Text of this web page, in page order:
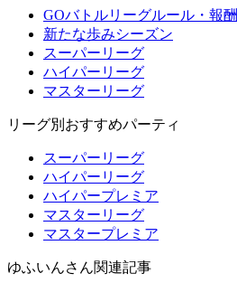
GOバトルリーグルール・報酬
新たな歩みシーズン
スーパーリーグ
ハイパーリーグ
マスターリーグ
リーグ別おすすめパーティ
スーパーリーグ
ハイパーリーグ
ハイパープレミア
マスターリーグ
マスタープレミア
ゆふいんさん関連記事